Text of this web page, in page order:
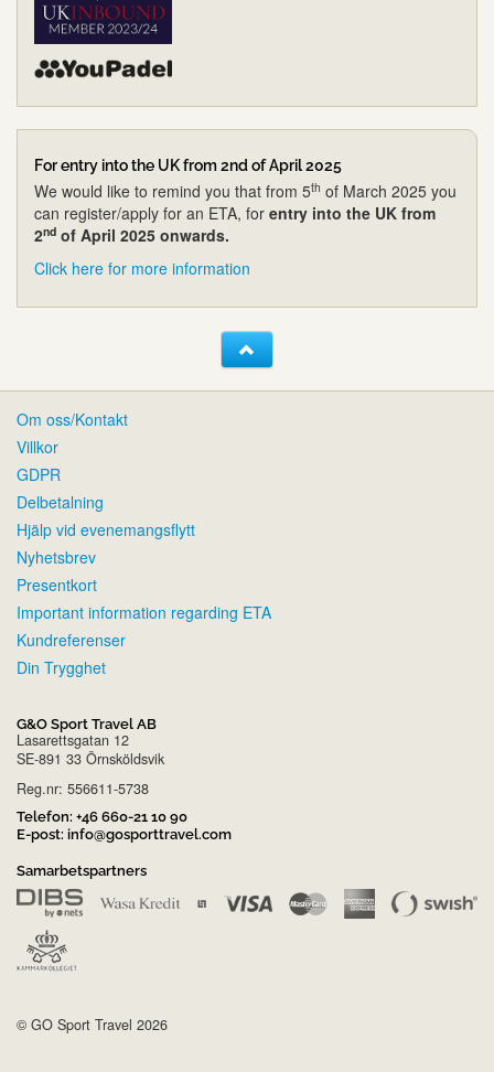
For entry into the UK from 2nd of April 2025
We would like to remind you that from 5th of March 2025 you
can register/apply for an ETA, for entry into the UK from
2nd of April 2025 onwards.
Click here for more information
Om oss/Kontakt
Villkor
GDPR
Delbetalning
Hjälp vid evenemangsflytt
Nyhetsbrev
Presentkort
Important information regarding ETA
Kundreferenser
Din Trygghet
G&O Sport Travel AB
Lasarettsgatan 12
SE-891 33 Örnsköldsvik
Reg.nr: 556611-5738
Telefon: +46 660-21 10 90
E-post: info@gosporttravel.com
Samarbetspartners
© GO Sport Travel 2026